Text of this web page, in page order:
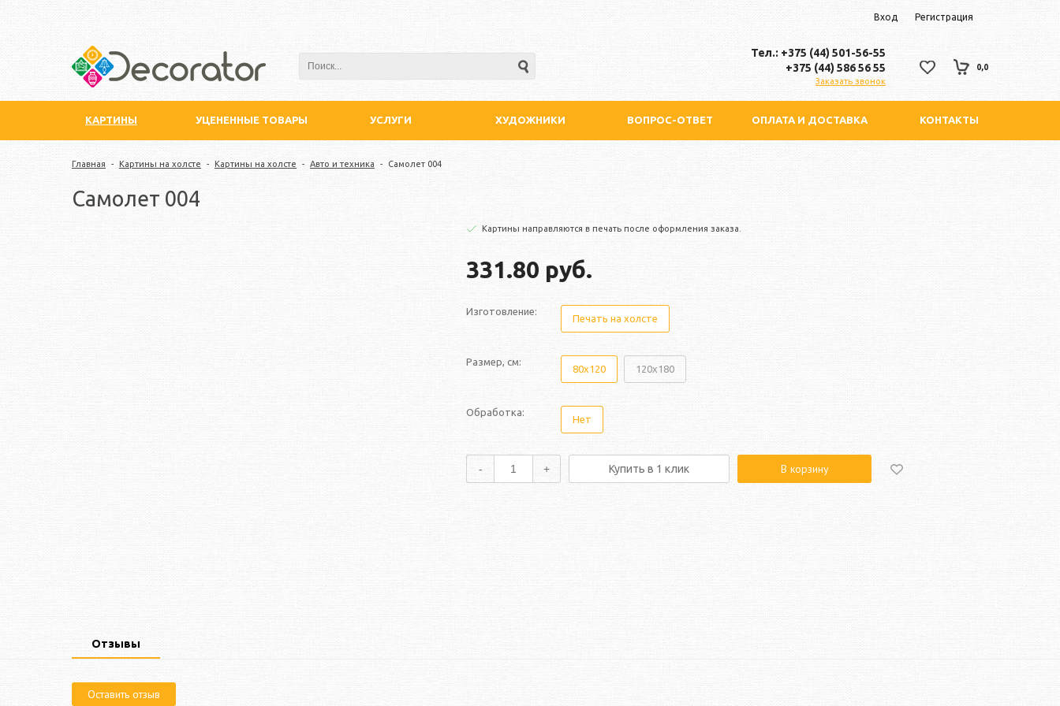
Вход Регистрация
Тел.: +375 (44) 501-56-55
+375 (44) 586 56 55
Заказать звонок
0,0
КАРТИНЫ УЦЕНЕННЫЕ ТОВАРЫ УСЛУГИ ХУДОЖНИКИ ВОПРОС-ОТВЕТ ОПЛАТА И ДОСТАВКА КОНТАКТЫ
Главная - Картины на холсте - Картины на холсте - Авто и техника - Самолет 004
Самолет 004
Картины направляются в печать после оформления заказа.
331.80 руб.
Изготовление:
Печать на холсте
Размер, см:
80х120 120х180
Обработка:
Нет
- + Купить в 1 клик В корзину
Отзывы
Оставить отзыв